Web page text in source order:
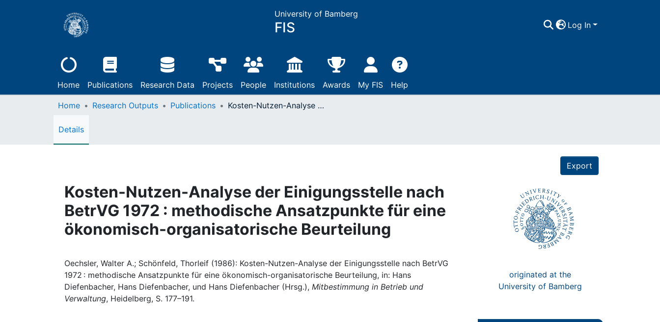
University of Bamberg
FIS Log In
Home Publications Research Data Projects People Institutions Awards My FIS Help
Home Research Outputs Publications Kosten-Nutzen-Analyse der Einigungsstelle nach BetrVG 1972 : methodische Ansatzpunkte für eine ökonomisch-organisatorische Beurteilung
Details
Export
Kosten-Nutzen-Analyse der Einigungsstelle nach
BetrVG 1972 : methodische Ansatzpunkte für eine
ökonomisch-organisatorische Beurteilung
Oechsler, Walter A.; Schönfeld, Thorleif (1986): Kosten-Nutzen-Analyse der Einigungsstelle nach BetrVG
1972 : methodische Ansatzpunkte für eine ökonomisch-organisatorische Beurteilung, in: Hans
Diefenbacher, Hans Diefenbacher, und Hans Diefenbacher (Hrsg.), Mitbestimmung in Betrieb und
Verwaltung, Heidelberg, S. 177–191.
originated at the
University of Bamberg